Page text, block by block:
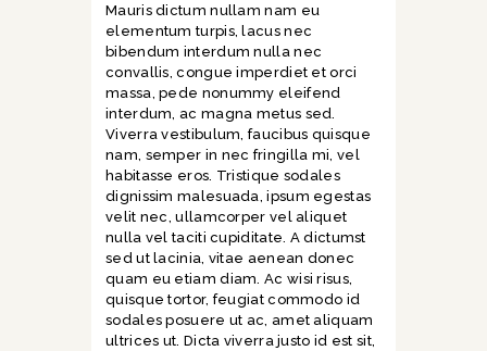
Mauris dictum nullam nam eu
elementum turpis, lacus nec
bibendum interdum nulla nec
convallis, congue imperdiet et orci
massa, pede nonummy eleifend
interdum, ac magna metus sed.
Viverra vestibulum, faucibus quisque
nam, semper in nec fringilla mi, vel
habitasse eros. Tristique sodales
dignissim malesuada, ipsum egestas
velit nec, ullamcorper vel aliquet
nulla vel taciti cupiditate. A dictumst
sed ut lacinia, vitae aenean donec
quam eu etiam diam. Ac wisi risus,
quisque tortor, feugiat commodo id
sodales posuere ut ac, amet aliquam
ultrices ut. Dicta viverra justo id est sit,